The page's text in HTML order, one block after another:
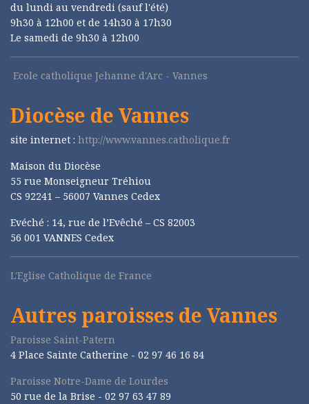
du lundi au vendredi (sauf l'été)
9h30 à 12h00 et de 14h30 à 17h30
Le samedi de 9h30 à 12h00
Ecole catholique Jehanne d'Arc - Vannes
Diocèse de Vannes
site internet : http://www.vannes.catholique.fr
Maison du Diocèse
55 rue Monseigneur Tréhiou
CS 92241 – 56007 Vannes Cedex
Evéché : 14, rue de l’Evêché – CS 82003
56 001 VANNES Cedex
L'Eglise Catholique de France
Autres paroisses de Vannes
Paroisse Saint-Patern
4 Place Sainte Catherine - 02 97 46 16 84
Paroisse Notre-Dame de Lourdes
50 rue de la Brise - 02 97 63 47 89